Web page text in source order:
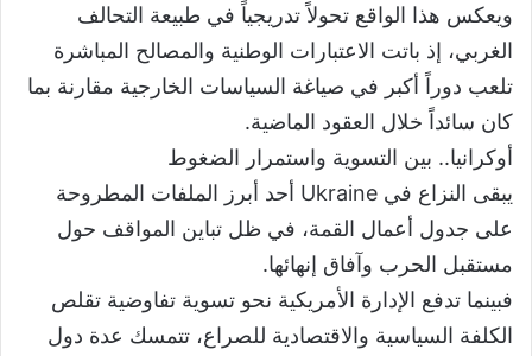
ويعكس هذا الواقع تحولاً تدريجياً في طبيعة التحالف
الغربي، إذ باتت الاعتبارات الوطنية والمصالح المباشرة
تلعب دوراً أكبر في صياغة السياسات الخارجية مقارنة بما
كان سائداً خلال العقود الماضية.
أوكرانيا.. بين التسوية واستمرار الضغوط
يبقى النزاع في Ukraine أحد أبرز الملفات المطروحة
على جدول أعمال القمة، في ظل تباين المواقف حول
مستقبل الحرب وآفاق إنهائها.
فبينما تدفع الإدارة الأمريكية نحو تسوية تفاوضية تقلص
الكلفة السياسية والاقتصادية للصراع، تتمسك عدة دول